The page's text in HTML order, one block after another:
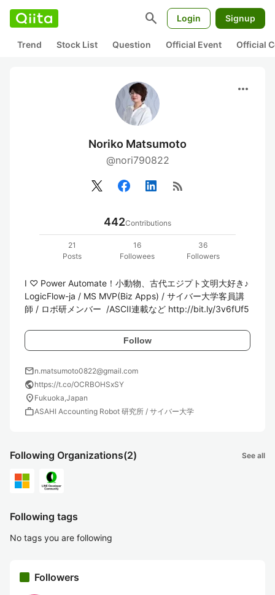
search Login Signup
Trend Stock List Question Official Event Official
more_horiz
Noriko Matsumoto
@nori790822
rss_feed
442Contributions
21
Posts
16
Followees
36
Followers
I ♡ Power Automate！小動物、古代エジプト文明大好き♪
LogicFlow-ja / MS MVP(Biz Apps) / サイバー大学客員講
師 / ロボ研メンバー  /ASCII連載など http://bit.ly/3v6fUf5
Follow
mailn.matsumoto0822@gmail.com
publichttps://t.co/OCRBOHSxSY
location_on Fukuoka,Japan
workASAHI Accounting Robot 研究所 / サイバー大学
Following Organizations(2) See all
Following tags
No tags you are following
Followers